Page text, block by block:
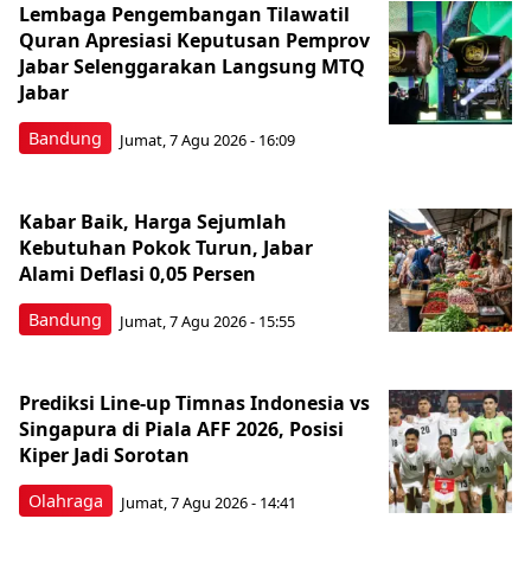
Bandung
Lembaga Pengembangan Tilawatil
Quran Apresiasi Keputusan Pemprov
Jabar Selenggarakan Langsung MTQ
Jabar
Jumat, 7 Agu 2026 - 16:09
Bandung
Kabar Baik, Harga Sejumlah
Kebutuhan Pokok Turun, Jabar
Alami Deflasi 0,05 Persen
Jumat, 7 Agu 2026 - 15:55
Olahraga
Prediksi Line-up Timnas Indonesia vs
Singapura di Piala AFF 2026, Posisi
Kiper Jadi Sorotan
Jumat, 7 Agu 2026 - 14:41